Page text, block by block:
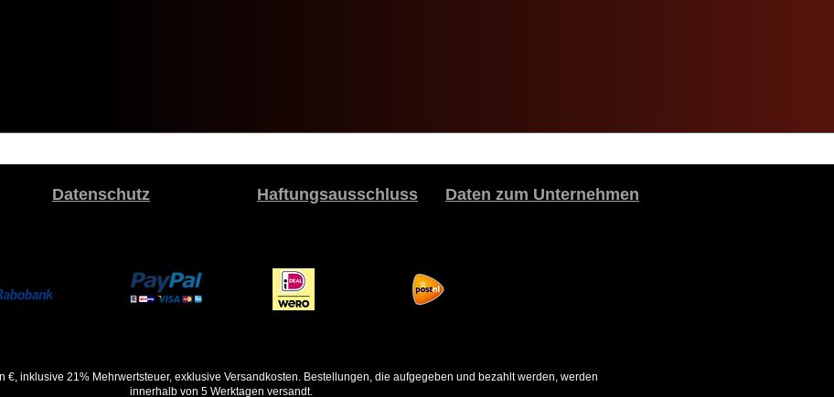
Datenschutz Haftungsausschluss Daten zum Unternehmen
€, inklusive 21% Mehrwertsteuer, exklusive Versandkosten. Bestellungen, die aufgegeben und bezahlt werden, werden
innerhalb von 5 Werktagen versandt.